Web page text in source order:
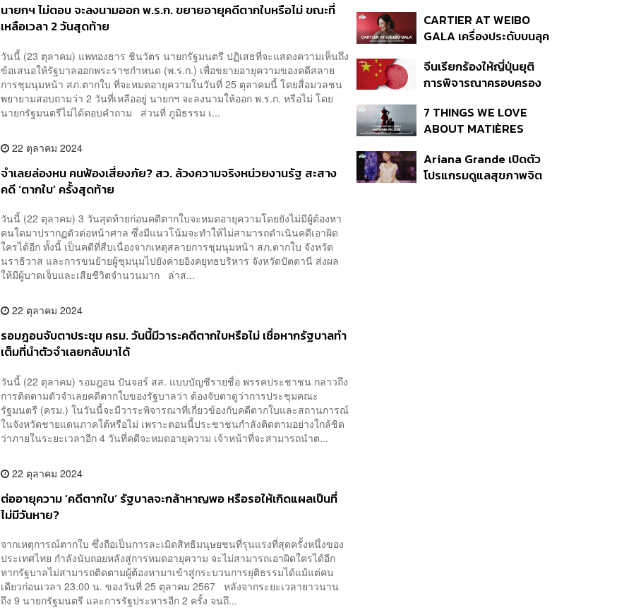
นายกฯ ไม่ตอบ จะลงนามออก พ.ร.ก. ขยายอายุคดีตากใบหรือไม่ ขณะที่
เหลือเวลา 2 วันสุดท้าย
วันนี้ (23 ตุลาคม) แพทองธาร​ ชินวัตร​ นายกรัฐมนตรี ปฏิเสธที่จะแสดงความเห็นถึง
ข้อเสนอให้รัฐบาลออกพระราชกำหนด (พ.ร.ก.​) เพื่อขยายอายุความของคดีสลาย
การชุมนุมหน้า สภ.ตากใบ​ ที่จะหมดอายุความในวันที่ 25 ตุลาคมนี้​ โดยสื่อมวลชน
พยายามสอบถามว่า 2 วันที่เหลืออยู่ นายกฯ จะลงนามให้ออก พ.ร.ก. หรือไม่ โดย
นายกรัฐมนตรีไม่ได้ตอบคำถาม ส่วนที่ ภูมิธรรม เ...
22 ตุลาคม 2024
จำเลยล่องหน คนฟ้องเสี่ยงภัย? สว. ล้วงความจริงหน่วยงานรัฐ สะสาง
คดี ‘ตากใบ’ ครั้งสุดท้าย
วันนี้ (22 ตุลาคม) 3 วันสุดท้ายก่อนคดีตากใบจะหมดอายุความโดยยังไม่มีผู้ต้องหา
คนใดมาปรากฏตัวต่อหน้าศาล ซึ่งมีแนวโน้มจะทำให้ไม่สามารถดำเนินคดีเอาผิด
ใครได้อีก ทั้งนี้ เป็นคดีที่สืบเนื่องจากเหตุสลายการชุมนุมหน้า สภ.ตากใบ จังหวัด
นราธิวาส และการขนย้ายผู้ชุมนุมไปยังค่ายอิงคยุทธบริหาร จังหวัดปัตตานี ส่งผล
ให้มีผู้บาดเจ็บและเสียชีวิตจำนวนมาก ล่าส...
22 ตุลาคม 2024
รอมฎอนจับตาประชุม ครม. วันนี้มีวาระคดีตากใบหรือไม่ เชื่อหากรัฐบาลทำ
เต็มที่นำตัวจำเลยกลับมาได้
วันนี้ (22 ตุลาคม) รอมฎอน ปันจอร์ สส. แบบบัญชีรายชื่อ พรรคประชาชน กล่าวถึง
การติดตามตัวจำเลยคดีตากใบของรัฐบาลว่า ต้องจับตาดูว่าการประชุมคณะ
รัฐมนตรี (ครม.) ในวันนี้จะมีวาระพิจารณาที่เกี่ยวข้องกับคดีตากใบและสถานการณ์
ในจังหวัดชายแดนภาคใต้หรือไม่ เพราะตอนนี้ประชาชนกำลังติดตามอย่างใกล้ชิด
ว่าภายในระยะเวลาอีก 4 วันที่คดีจะหมดอายุความ เจ้าหน้าที่จะสามารถนำต...
22 ตุลาคม 2024
ต่ออายุความ ‘คดีตากใบ’ รัฐบาลจะกล้าหาญพอ หรือรอให้เกิดแผลเป็นที่
ไม่มีวันหาย?
จากเหตุการณ์ตากใบ ซึ่งถือเป็นการละเมิดสิทธิมนุษยชนที่รุนแรงที่สุดครั้งหนึ่งของ
ประเทศไทย กำลังนับถอยหลังสู่การหมดอายุความ จะไม่สามารถเอาผิดใครได้อีก
หากรัฐบาลไม่สามารถติดตามผู้ต้องหามาเข้าสู่กระบวนการยุติธรรมได้แม้แต่คน
เดียวก่อนเวลา 23.00 น. ของวันที่ 25 ตุลาคม 2567 หลังจากระยะเวลายาวนาน
ถึง 9 นายกรัฐมนตรี และการรัฐประหารอีก 2 ครั้ง จนถึ...
รองรับอ่าวไทย-อันดามัน
CARTIER AT WEIBO
GALA เครื่องประดับบนลุค
สำคัญ
จีนเรียกร้องให้ญี่ปุ่นยุติ
การพิจารณาครอบครอง
7 THINGS WE LOVE
ABOUT MATIÈRES
Ariana Grande เปิดตัว
โปรแกรมดูแลสุขภาพจิต